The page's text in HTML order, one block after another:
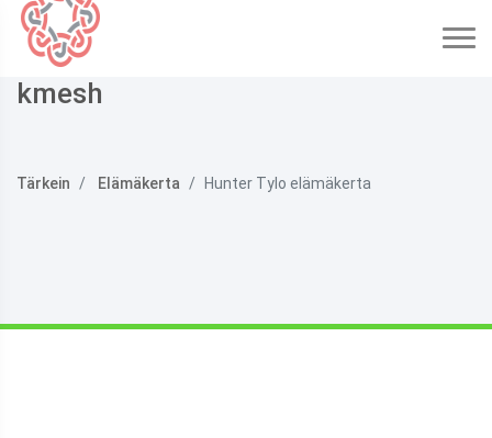
kmesh
Tärkein Elämäkerta Hunter Tylo elämäkerta